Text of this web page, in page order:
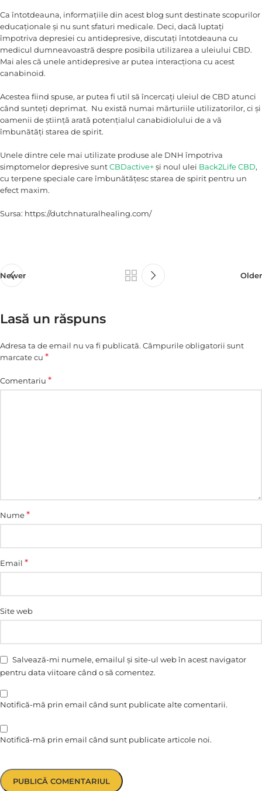
Ca întotdeauna, informațiile din acest blog sunt destinate scopurilor
educaționale și nu sunt sfaturi medicale. Deci, dacă luptați
împotriva depresiei cu antidepresive, discutați întotdeauna cu
medicul dumneavoastră despre posibila utilizarea a uleiului CBD.
Mai ales că unele antidepresive ar putea interacționa cu acest
canabinoid.
Acestea fiind spuse, ar putea fi util să încercați uleiul de CBD atunci
când sunteți deprimat. Nu există numai mărturiile utilizatorilor, ci și
oamenii de știință arată potențialul canabidiolului de a vă
îmbunătăți starea de spirit.
Unele dintre cele mai utilizate produse ale DNH împotriva
simptomelor depresive suntCBDactive+și noul ulei Back2Life CBD,
cu terpene speciale care îmbunătățesc starea de spirit pentru un
efect maxim.
Sursa: https://dutchnaturalhealing.com/
Newer Older
Lasă un răspuns
Adresa ta de email nu va fi publicată. Câmpurile obligatorii sunt
marcate cu *
Comentariu *
Nume*
Email *
Site web
Salvează-mi numele, emailul și site-ul web în acest navigator
pentru data viitoare când o să comentez.
Notifică-mă prin email când sunt publicate alte comentarii.
Notifică-mă prin email când sunt publicate articole noi.